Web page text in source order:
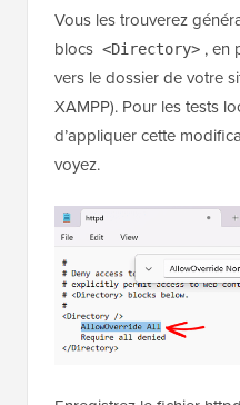
Vous les trouverez
blocs <Directory> , en
vers le dossier de votre
XAMPP). Pour les tests
d’appliquer cette
voyez.